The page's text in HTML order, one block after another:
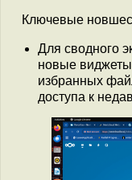
Ключевые
Для сводного
новые
избранных
доступа к